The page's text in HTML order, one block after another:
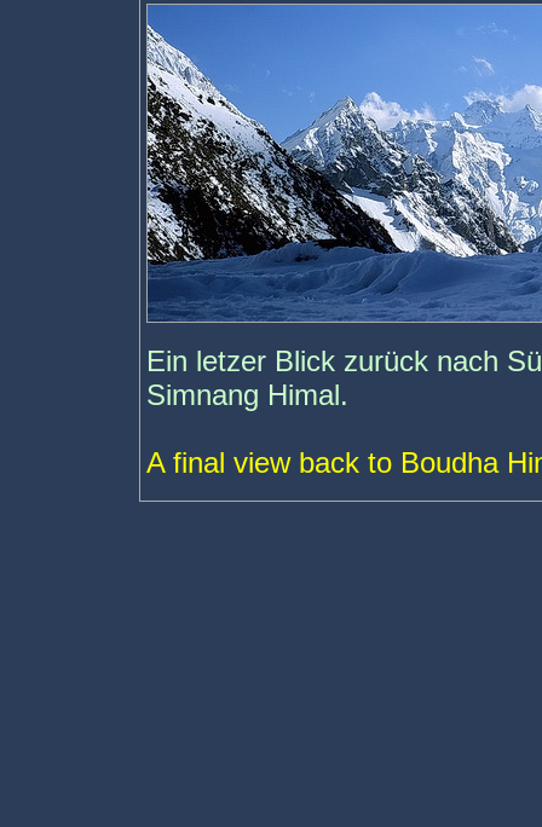
Ein letzer Blick zurück nach
Simnang Himal.
A final view back to Boudha